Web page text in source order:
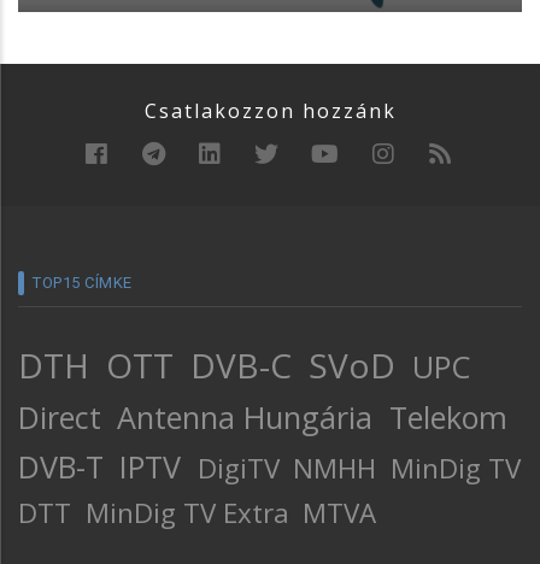
Csatlakozzon hozzánk
TOP15 CÍMKE
DTH OTT DVB-C SVoD UPC
Direct Antenna Hungária Telekom
DVB-T IPTV DigiTV NMHH MinDig TV
DTT MinDig TV Extra MTVA